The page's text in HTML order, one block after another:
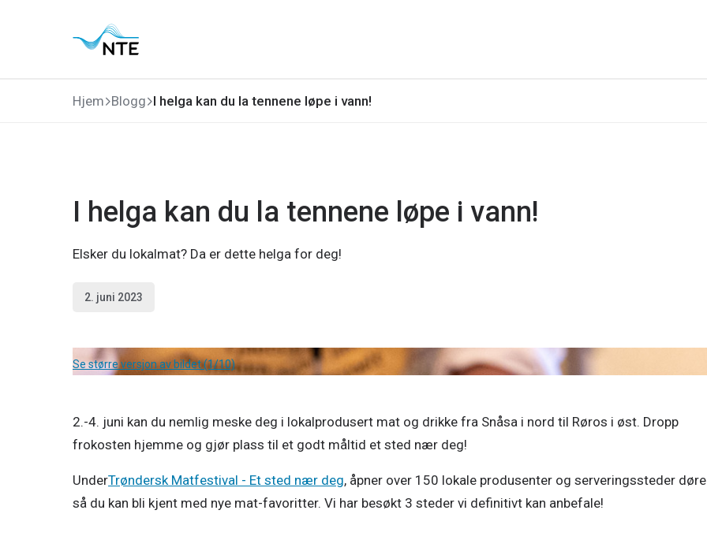
Hjem Blogg I helga kan du la tennene løpe i vann!
I helga kan du la tennene løpe i vann!
Elsker du lokalmat? Da er dette helga for deg!
2. juni 2023
Se større versjon av bildet (1/10)
2.-4. juni kan du nemlig meske deg i lokalprodusert mat og drikke fra Snåsa i nord til Røros i øst. Dropp
frokosten hjemme og gjør plass til et godt måltid et sted nær deg!
UnderTrøndersk Matfestival - Et sted nær deg, åpner over 150 lokale produsenter og serveringssteder
så du kan bli kjent med nye mat-favoritter. Vi har besøkt 3 steder vi definitivt kan anbefale!